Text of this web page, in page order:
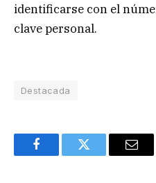
identificarse con el
clave personal.
Destacada
FacebookTwitter